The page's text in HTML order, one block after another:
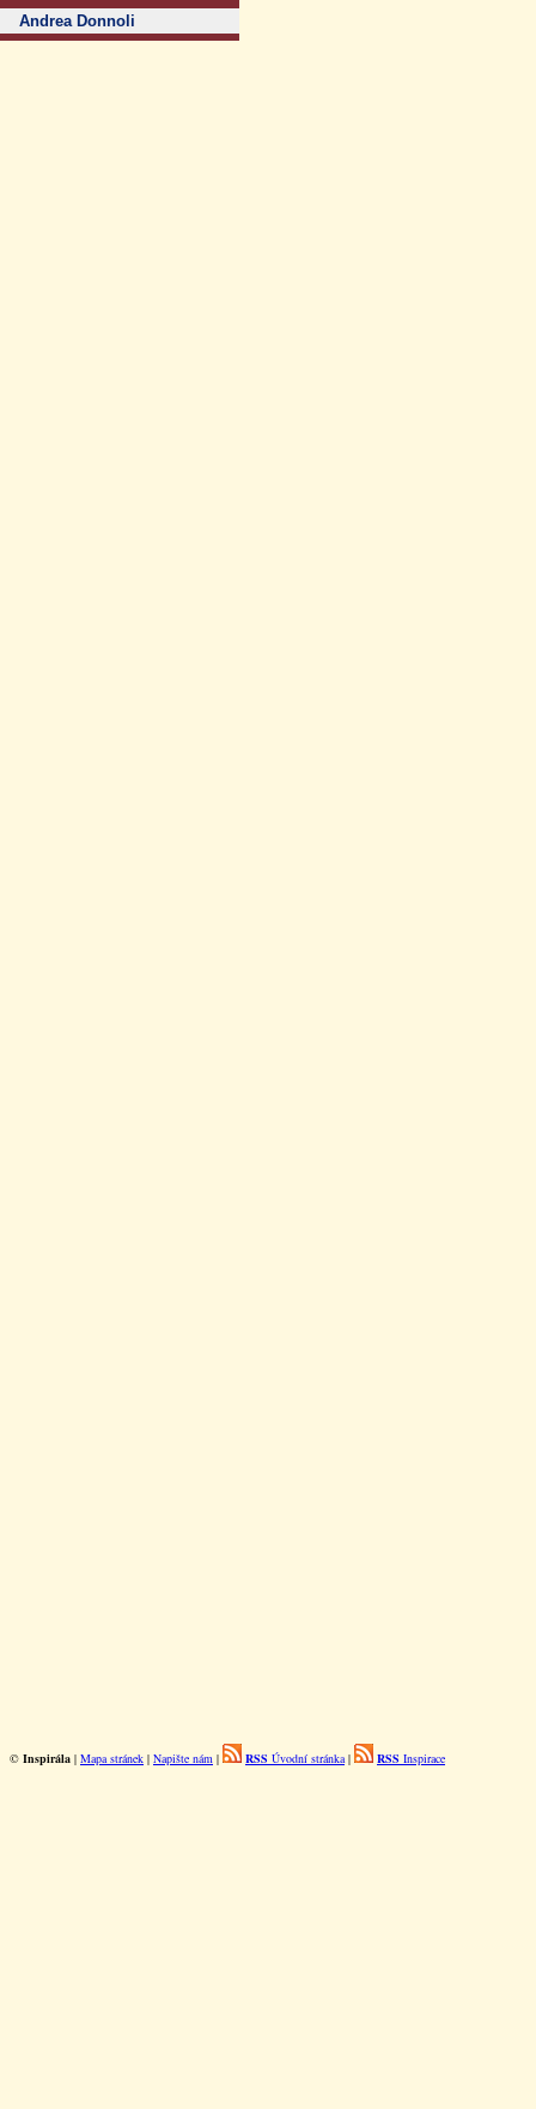
Andrea Donnoli
© Inspirála | Mapa stránek | Napište nám | RSS Úvodní stránka| RSS Inspirace